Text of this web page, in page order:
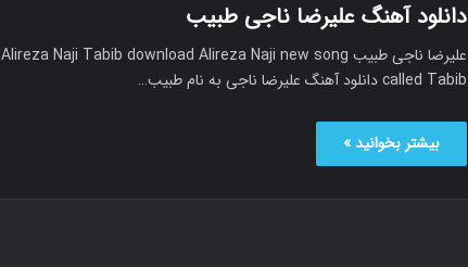
دانلود آهنگ علیرضا ناجی طبیب
علیرضا ناجی طبیب Alireza Naji Tabib download Alireza Naji new song
called Tabib دانلود آهنگ علیرضا ناجی به نام طبیب…
بیشتر بخوانید »